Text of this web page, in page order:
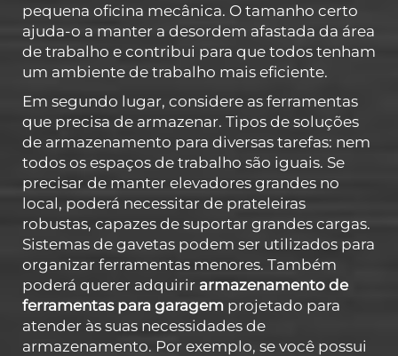
pequena oficina mecânica. O tamanho certo
ajuda-o a manter a desordem afastada da área
de trabalho e contribui para que todos tenham
um ambiente de trabalho mais eficiente.
Em segundo lugar, considere as ferramentas
que precisa de armazenar. Tipos de soluções
de armazenamento para diversas tarefas: nem
todos os espaços de trabalho são iguais. Se
precisar de manter elevadores grandes no
local, poderá necessitar de prateleiras
robustas, capazes de suportar grandes cargas.
Sistemas de gavetas podem ser utilizados para
organizar ferramentas menores. Também
poderá querer adquirir armazenamento de
ferramentas para garagem projetado para
atender às suas necessidades de
armazenamento. Por exemplo, se você possui